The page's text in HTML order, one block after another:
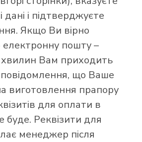
дані і підтверджуєте
Якщо Ви вірно
пошту –
Вам приходить
що Ваше
виготовлення прапору
для оплати в
буде. Реквізити для
менеджер після